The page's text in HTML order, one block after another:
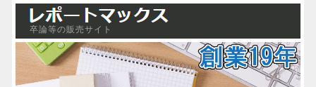
卒論等の販売サイト